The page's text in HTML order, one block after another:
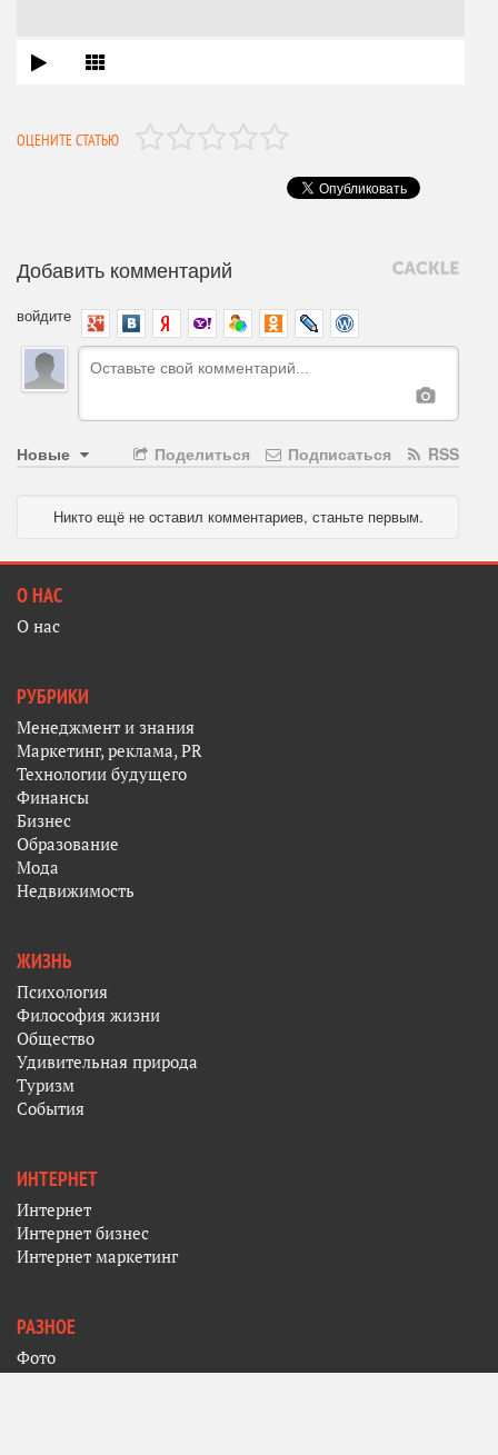
ОЦЕНИТЕ СТАТЬЮ
Добавить комментарий
войдите
Новые RSS
Подписаться
Поделиться
Никто ещё не оставил комментариев, станьте первым.
О НАС
О нас
РУБРИКИ
Менеджмент и знания
Маркетинг, реклама, PR
Технологии будущего
Финансы
Бизнес
Образование
Мода
Недвижимость
ЖИЗНЬ
Психология
Философия жизни
Общество
Удивительная природа
Туризм
События
ИНТЕРНЕТ
Интернет
Интернет бизнес
Интернет маркетинг
РАЗНОЕ
Фото